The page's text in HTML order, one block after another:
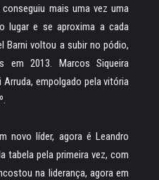
mais uma vez uma
lugar e se aproxima a cada
Barni voltou a subir no pódio,
2013. Marcos Siqueira
empolgado pela vitória
novo líder, agora é Leandro
tabela pela primeira vez, com
na liderança, agora em